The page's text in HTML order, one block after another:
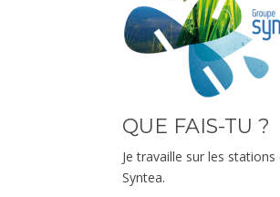
QUE FAIS-TU ?
Je travaille sur les
Syntea.